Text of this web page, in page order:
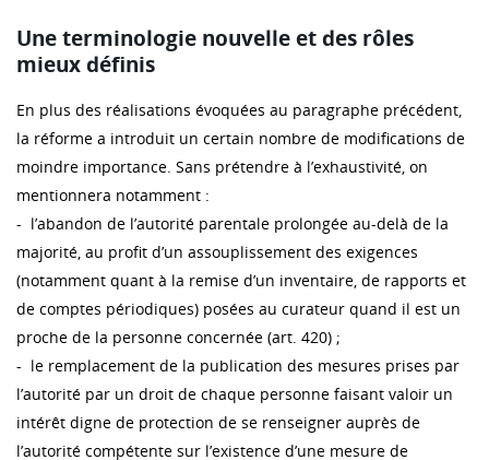
Une terminologie nouvelle et des rôles
mieux définis
En plus des réalisations évoquées au paragraphe précédent,
la réforme a introduit un certain nombre de modifications de
moindre importance. Sans prétendre à l’exhaustivité, on
mentionnera notamment :
- l’abandon de l’autorité parentale prolongée au-delà de la
majorité, au profit d’un assouplissement des exigences
(notamment quant à la remise d’un inventaire, de rapports et
de comptes périodiques) posées au curateur quand il est un
proche de la personne concernée (art. 420) ;
- le remplacement de la publication des mesures prises par
l’autorité par un droit de chaque personne faisant valoir un
intérêt digne de protection de se renseigner auprès de
l’autorité compétente sur l’existence d’une mesure de